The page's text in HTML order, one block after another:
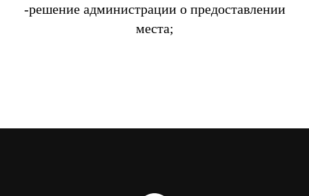
-решение администрации о предоставлении
места;